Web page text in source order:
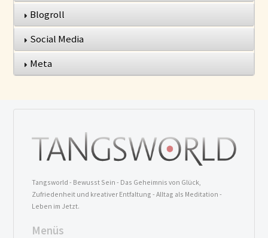
Blogroll
Social Media
Meta
Tangsworld - Bewusst Sein - Das Geheimnis von Glück,
Zufriedenheit und kreativer Entfaltung - Alltag als Meditation -
Leben im Jetzt.
Menüs